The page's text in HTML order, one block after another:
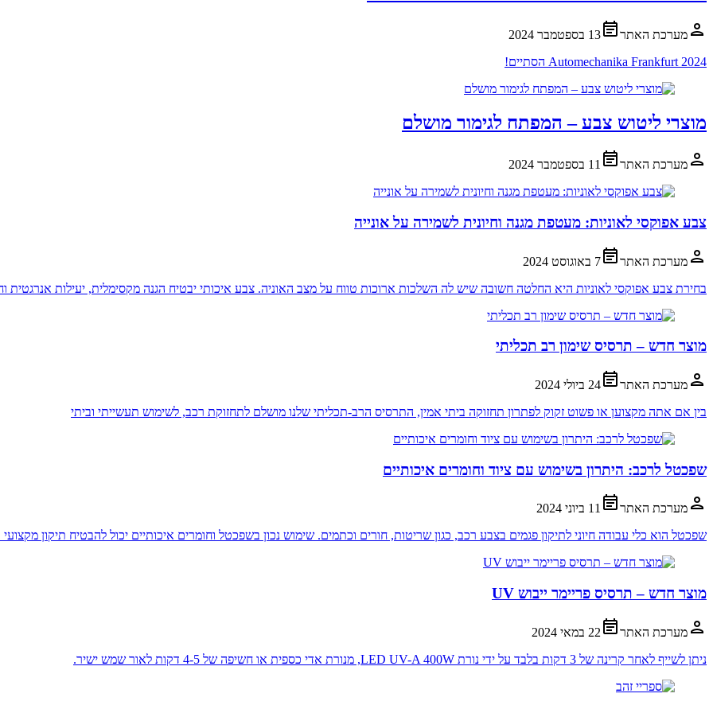
מערכת האתר
13 בספטמבר 2024
Automechanika Frankfurt 2024 הסתיים!
מוצרי ליטוש צבע – המפתח לגימור מושלם
מערכת האתר 11 בספטמבר 2024
צבע אפוקסי לאוניות: מעטפת מגנה וחיונית לשמירה על אונייה
מערכת האתר
7 באוגוסט 2024
בחירת צבע אפוקסי לאוניות היא החלטה חשובה שיש לה השלכות ארוכות טווח על מצב האוניה. צבע איכותי יבטיח הגנה מקסימלית, יעילות אנרגטית
מוצר חדש – תרסיס שימון רב תכליתי
מערכת האתר
24 ביולי 2024
בין אם אתה מקצוען או פשוט זקוק לפתרון תחזוקה ביתי אמין, התרסיס הרב-תכליתי שלנו מושלם לתחזוקת רכב, לשימוש תעשייתי וביתי
שפכטל לרכב: היתרון בשימוש עם ציוד וחומרים איכותיים
מערכת האתר
11 ביוני 2024
שפכטל הוא כלי עבודה חיוני לתיקון פגמים בצבע רכב, כגון שריטות, חורים וכתמים. שימוש נכון בשפכטל וחומרים איכותיים יכול להבטיח תיקון
מוצר חדש – תרסיס פריימר ייבוש UV
מערכת האתר
22 במאי 2024
ניתן לשייף לאחר קרינה של 3 דקות בלבד על ידי נורת LED UV-A 400W, מנורת אדי כספית או חשיפה של 4-5 דקות לאור שמש ישיר.